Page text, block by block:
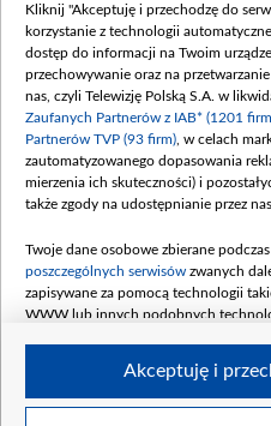
(wpłata wrzesień
mln, listopad 265 mln)
Dofinansowanie 48
Data podpisania
(wpłata grudzień
Dofinansowanie 900
Data podpisania
kwiecień 180 mln, 7
czerwca 90 mln)
Dofinansowanie 250
4 sierpnia 250 mln
Kliknij "Akceptuję i przechodzę do
korzystanie z technologii
dostęp do informacji na Twoim
przechowywanie oraz na
nas, czyli Telewizję Polską S.A. w
Zaufanych Partnerów z IAB* (1201
Partnerów TVP (93 firm) , w celach
zautomatyzowanego dopasowania
mierzenia ich skuteczności) i
także zgody na udostępnianie przez
Twoje dane osobowe zbierane
poszczególnych serwisów zwanych
zapisywane za pomocą technologii
WWW lub innych podobnych
Akceptuję i